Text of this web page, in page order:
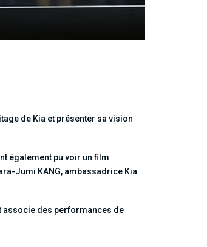
de Kia et présenter sa vision
également pu voir un film
Jumi KANG, ambassadrice Kia
associe des performances de